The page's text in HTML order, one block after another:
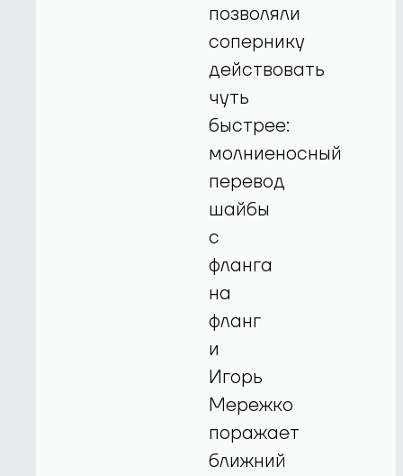
позволяли
сопернику
действовать
чуть
быстрее:
молниеносный
перевод
шайбы
с
фланга
на
фланг
и
Игорь
Мережко
поражает
ближний